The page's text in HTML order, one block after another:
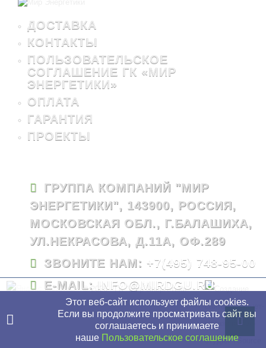
ДОСТАВКА
КОНТАКТЫ
ПОЛЬЗОВАТЕЛЬСКОЕ
СОГЛАШЕНИЕ ГК «МИР
ЭНЕРГЕТИКИ»
ОПЛАТА
ГАРАНТИЯ
ПРОЕКТЫ
© 2026 - ГК "Мир Энергетики"
ГРУППА КОМПАНИЙ "МИР
ЭНЕРГЕТИКИ", 143900, РОССИЯ,
МОСКОВСКАЯ ОБЛ., Г.БАЛАШИХА,
УЛ.НЕКРАСОВА, Д.11А, ОФ.289
ЗВОНИТЕ НАМ: +7(495) 748-95-00
E-MAIL: INFO@MIRDGU.RU
Этот веб-сайт использует файлы cookies.
Если вы продолжите просматривать сайт вы
соглашаетесь и принимаете
наше Пользовательское соглашение